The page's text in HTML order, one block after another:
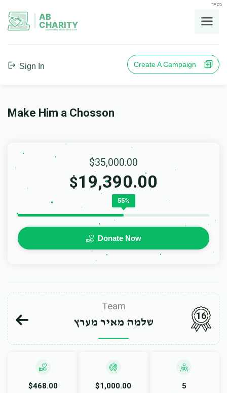
בס"ד
AB
CHARITY
powerd by ahblicklive.com
Sign In Create A Campaign
Make Him a Chosson
$35,000.00
$19,390.00
55%
Donate Now
Team
שלמה מאיר מערץ
16
$468.00 $1,000.00 5